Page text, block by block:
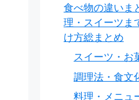
食べ物の違いま
理・スイーツま
け方総まとめ
スイーツ・お
調理法・食文
料理・メニュ